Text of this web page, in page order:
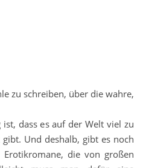
zu schreiben, über die wahre,
dass es auf der Welt viel zu
Und deshalb, gibt es noch
die von großen